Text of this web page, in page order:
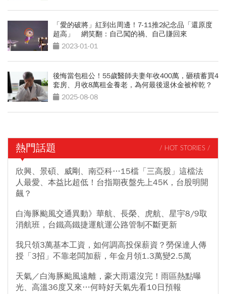
「愛的破將」紅到出周邊！7-11推2紀念品「還原度
超高」 網笑翻：自己闖的禍、自己賺回來
2023-01-01
後悔當包租公！55歲醫師夫妻年收400萬，砸積蓄買4
套房、月收8萬租金養老，為何最後退休金被榨乾？
2025-08-08
熱門話題 / HOT STORIES /
欣興、景碩、威剛、南亞科…15檔「三高股」這檔法
人最愛、本益比超低！台指期夜盤先上45K，台股明開
飆？
白海豚颱風交通異動》華航、長榮、虎航、星宇8/9取
消航班，台鐵高鐵捷運航運公路管制不斷更新
我只領3萬基本工資，如何調高投保薪資？勞保達人傳
授「3招」不靠老闆加薪，年金月領1.3萬變2.5萬
天氣／白海豚颱風遠離，豪大雨還沒完！雨區熱點曝
光、高溫36度又來…何時好天氣先看10日預報